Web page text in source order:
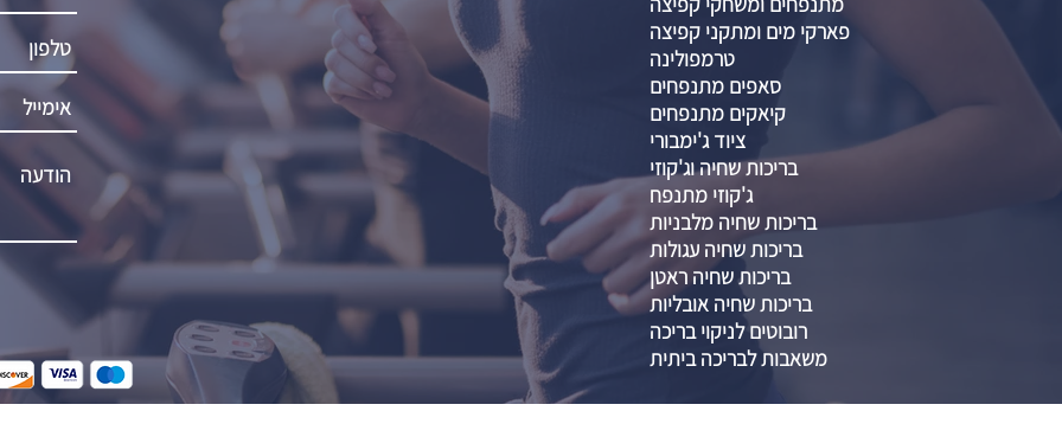
פארקי מים ומתקני קפיצה
טרמפולינה
סאפים מתנפחים
קיאקים מתנפחים
ציוד ג'ימבורי
בריכות שחיה וג'קוזי
ג'קוזי מתנפח
בריכות שחיה מלבניות
בריכות שחיה עגולות
בריכות שחיה ראטן
בריכות שחיה אובליות
רובוטים לניקוי בריכה
משאבות לבריכה ביתית